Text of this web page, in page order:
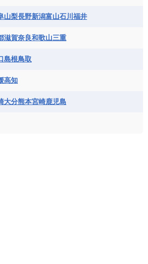
モルドバ
モンテネグロ
リトアニア
リヒテンシュタイン
チリ
トリニダード・トバゴ
国
ハイチ共和国
パナマ
ナ
ベリーズ
ボリビア
ル
ンシペ民主共和国
ザンビア共和国
和国
ジブチ共和国
島
セーシェル
ニジェール
ブルキナファソ
山梨長野新潟富山石川 福井
滋賀奈良和歌山三重
島根鳥取
高知
大分熊本宮崎鹿児島